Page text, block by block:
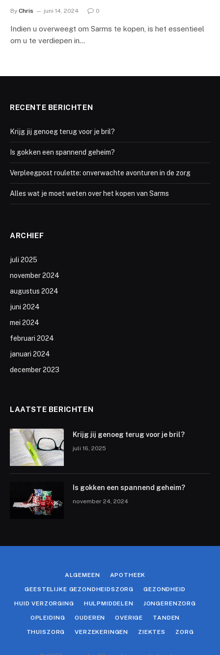
By Chris juni 14, 2024 0
Indien u overweegt om Sarms te kopen, is het essentieel
om u te verdiepen in…
RECENTE BERICHTEN
Krijg jij genoeg terug voor je bril?
Is gokken een spannend geheim?
Verpleegpost roulette: onverwachte avonturen in de zorg
Alles wat je moet weten over het kopen van Sarms
ARCHIEF
juli 2025
november 2024
augustus 2024
juni 2024
mei 2024
februari 2024
januari 2024
december 2023
LAATSTE BERICHTEN
Krijg jij genoeg terug voor je bril?
juli 16, 2025
Is gokken een spannend geheim?
november 24, 2024
ALGEMEEN APOTHEEK
GEESTELIJKE GEZONDHEIDSZORG GEZONDHEID
HUID VERZORGING HULPMIDDELEN JONGERENZORG
OPLEIDING OUDEREN OVERIGE TANDEN
THUISZORG VERZEKERINGEN ZIEKTES ZORG